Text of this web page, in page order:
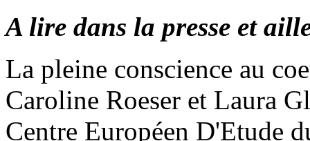
A lire dans la presse et
La pleine conscience au
Caroline Roeser et Laura
Centre Européen